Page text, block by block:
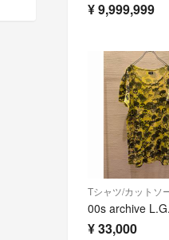
¥9,999,999
¥33,000